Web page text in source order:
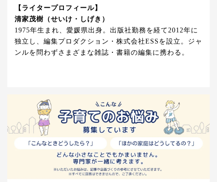
【ライタープロフィール】
清家茂樹（せいけ・しげき）
1975年生まれ、愛媛県出身。出版社勤務を経て2012年に
独立し、編集プロダクション・株式会社ESSを設立。ジャ
ンルを問わずさまざまな雑誌・書籍の編集に携わる。